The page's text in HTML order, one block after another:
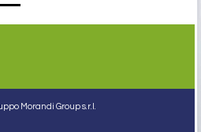
Morandi Group s.r.l.